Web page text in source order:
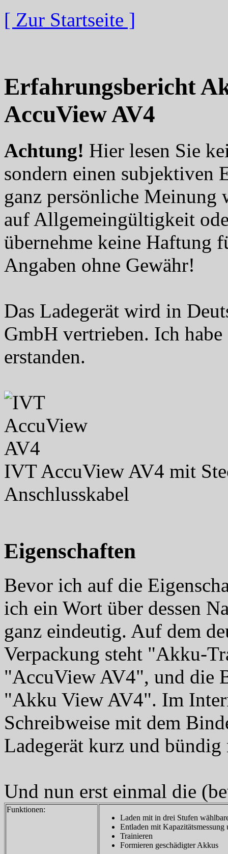
[ Zur Startseite ]
Erfahrungsbericht
AccuView AV4
Achtung! Hier lesen Sie
sondern einen subjektiven
ganz persönliche Meinung
auf Allgemeingültigkeit
übernehme keine Haftung
Angaben ohne Gewähr!
Das Ladegerät wird in
GmbH vertrieben. Ich
erstanden.
IVT AccuView AV4 mit
Anschlusskabel
Eigenschaften
Bevor ich auf die
ich ein Wort über dessen
ganz eindeutig. Auf dem
Verpackung steht "Akku-
"AccuView AV4", und die
"Akku View AV4". Im
Schreibweise mit dem
Ladegerät kurz und
Und nun erst einmal die
Funktionen:
Laden mit in drei Stufen
Entladen mit Kapazitätsmessung
Trainieren
Formieren geschädigter Akkus